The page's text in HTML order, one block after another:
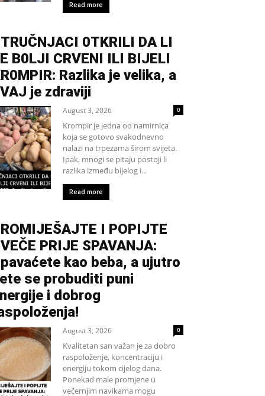
Read more
0TKRILI DA LI
B0LJI CRVENI ILI BIJELI
Razlika je velika, a
je zdraviji
August 3, 2026 0
Krompir je jedna od namirnica
koja se gotovo svakodnevno
nalazi na trpezama širom svijeta.
Ipak, mnogi se pitaju postoji li
razlika između bijelog i...
Read more
I POPIJTE
PRIJE SPAVANJA:
kao beba, a ujutro
se probuditi puni
i dobrog
August 3, 2026 0
Kvalitetan san važan je za dobro
raspoloženje, koncentraciju i
energiju tokom cijelog dana.
Ponekad male promjene u
večernjim navikama mogu